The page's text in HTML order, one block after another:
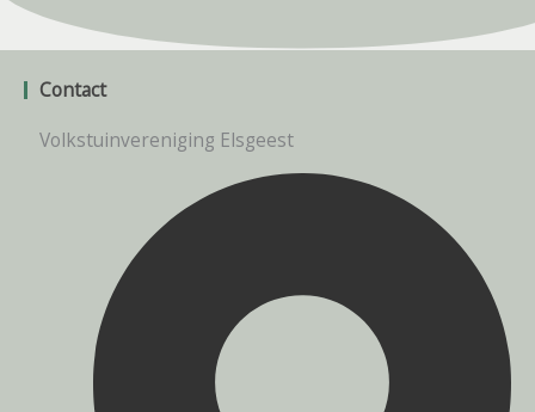
Contact
Volkstuinvereniging Elsgeest